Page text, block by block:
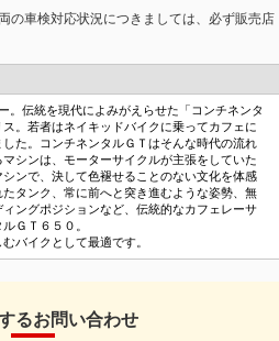
の車検対応状況につきましては、必ず販売店
。伝統を現代によみがえらせた「コンチネンタ
。若者はネイキッドバイクに乗ってカフェに
た。コンチネンタルＧＴはそんな時代の流れ
シンは、モーターサイクルが主張をしていた
ンで、決して色褪せることのない文化を体感
タンク、常に前へと突き進むような姿勢、無
ングポジションなど、伝統的なカフェレーサ
ＧＴ６５０。
バイクとして最適です。
るお問い合わせ